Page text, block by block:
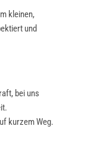
kleinen,
und
bei uns
kurzem Weg.